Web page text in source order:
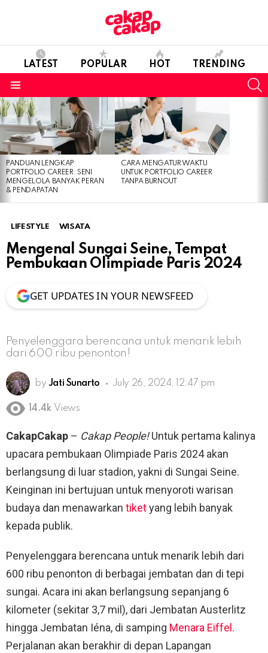
LATEST POPULAR HOT TRENDING
LATEST
STORIES
PANDUAN LENGKAP
PORTFOLIO CAREER: SENI
MENGELOLA BANYAK PERAN
& PENDAPATAN
CARA MENGATUR WAKTU
UNTUK PORTFOLIO CAREER
TANPA BURNOUT
LIFESTYLE WISATA
Mengenal Sungai Seine, Tempat
Pembukaan Olimpiade Paris 2024
GET UPDATES IN YOUR NEWSFEED
Penyelenggara berencana untuk menarik lebih
dari 600 ribu penonton!
by Jati Sunarto July 26, 2024, 12:47 pm
14.4k Views
CakapCakap – Cakap People!Untuk pertama kalinya
upacara pembukaan Olimpiade Paris 2024 akan
berlangsung di luar stadion, yakni di Sungai Seine.
Keinginan ini bertujuan untuk menyoroti warisan
budaya dan menawarkan tiketyang lebih banyak
kepada publik.
Penyelenggara berencana untuk menarik lebih dari
600 ribu penonton di berbagai jembatan dan di tepi
sungai. Acara ini akan berlangsung sepanjang 6
kilometer (sekitar 3,7 mil), dari Jembatan Austerlitz
hingga Jembatan Iéna, di samping Menara Eiffel .
Perjalanan akan berakhir di depan Lapangan